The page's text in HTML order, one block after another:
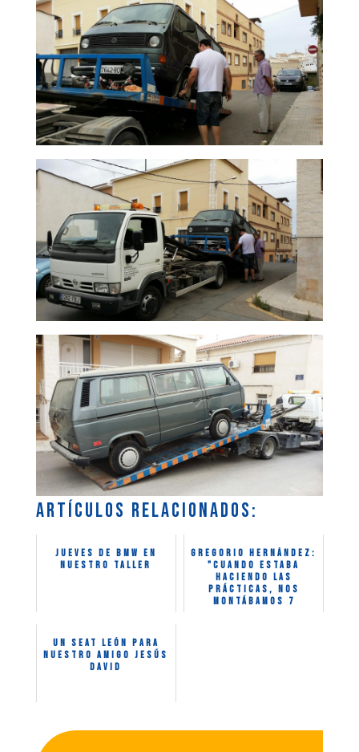
Artículos relacionados:
Jueves de BMW en
nuestro taller
Gregorio Hernández:
"Cuando estaba
haciendo las
prácticas, nos
montábamos 7
Un Seat León para
nuestro amigo Jesús
David